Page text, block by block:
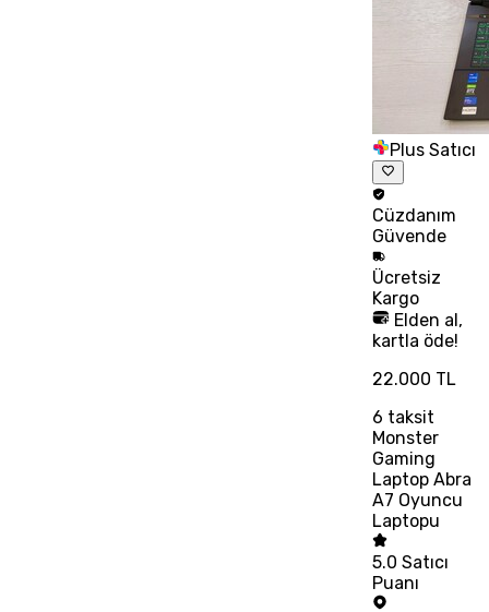
Plus Satıcı
Cüzdanım
Güvende
Ücretsiz
Kargo
Elden al,
kartla öde!
22.000 TL
6 taksit
Monster
Gaming
Laptop Abra
A7 Oyuncu
Laptopu
5.0 Satıcı
Puanı